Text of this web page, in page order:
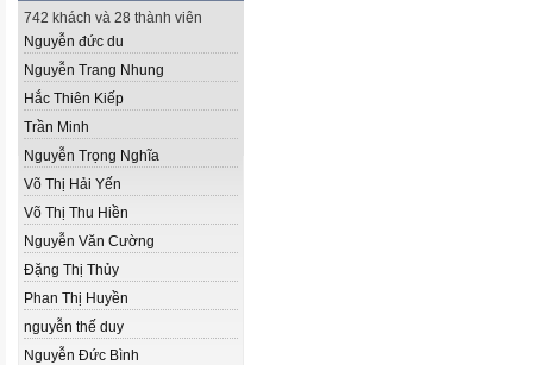
742 khách và 28 thành viên
Nguyễn đức du
Nguyễn Trang Nhung
Hắc Thiên Kiếp
Trần Minh
Nguyễn Trọng Nghĩa
Võ Thị Hải Yến
Võ Thị Thu Hiền
Nguyễn Văn Cường
Đặng Thị Thủy
Phan Thị Huyền
nguyễn thế duy
Nguyễn Đức Bình